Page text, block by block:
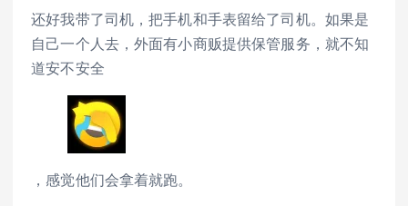
还好我带了司机，把手机和手表留给了司机。如果是
自己一个人去，外面有小商贩提供保管服务，就不知
道安不安全
，感觉他们会拿着就跑。